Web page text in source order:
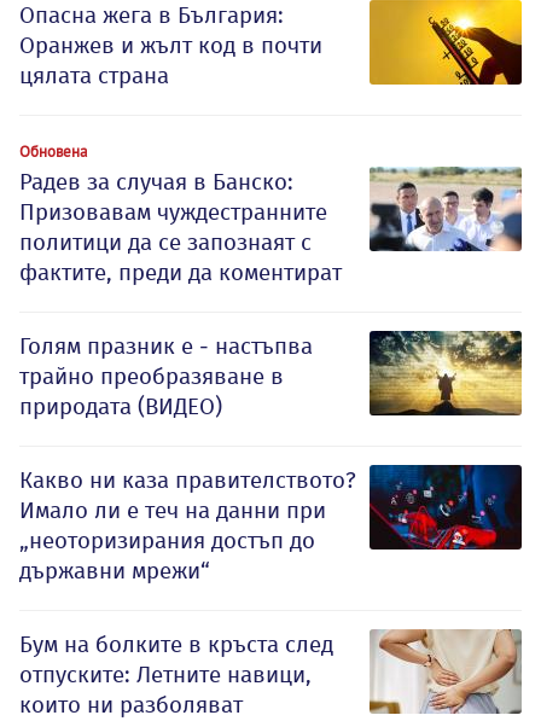
Опасна жега в България:
Оранжев и жълт код в почти
цялата страна
Обновена
Радев за случая в Банско:
Призовавам чуждестранните
политици да се запознаят с
фактите, преди да коментират
Голям празник е - настъпва
трайно преобразяване в
природата (ВИДЕО)
Какво ни каза правителството?
Имало ли е теч на данни при
„неоторизирания достъп до
държавни мрежи“
Бум на болките в кръста след
отпуските: Летните навици,
които ни разболяват